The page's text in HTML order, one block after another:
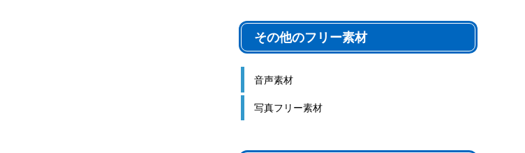
その他のフリー素材
音声素材
写真フリー素材